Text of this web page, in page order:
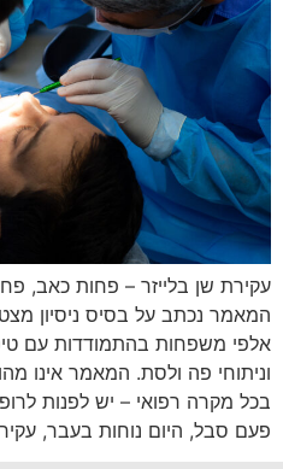
עקירת שן בלייזר – פחות כאב,
המאמר נכתב על בסיס ניסיון
אלפי משפחות בהתמודדות עם
וניתוחי פה ולסת. המאמר אינו
בכל מקרה רפואי – יש לפנות
פעם סבל, היום נוחות בעבר,